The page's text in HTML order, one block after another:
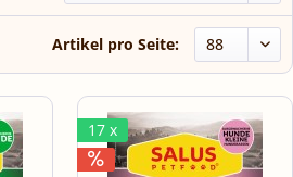
Artikel pro Seite:
17 x